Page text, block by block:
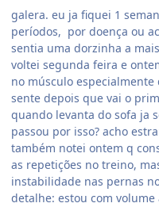
galera. eu ja fiquei 1
períodos, por doença ou
sentia uma dorzinha a
voltei segunda feira e
no músculo
sente depois que vai o
quando levanta do sofa ja
passou por isso? acho
também notei ontem q
as repetições no treino,
instabilidade nas pernas
detalhe: estou com